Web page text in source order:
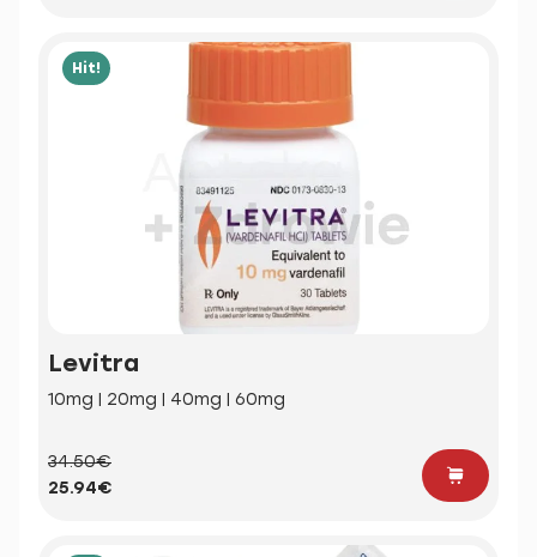
Hit!
Levitra
10mg | 20mg | 40mg | 60mg
34.50€
25.94€